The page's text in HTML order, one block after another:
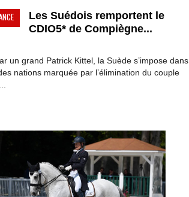
Les Suédois remportent le
CDIO5* de Compiègne...
un grand Patrick Kittel, la Suède s’impose dans
nations marquée par l’élimination du couple